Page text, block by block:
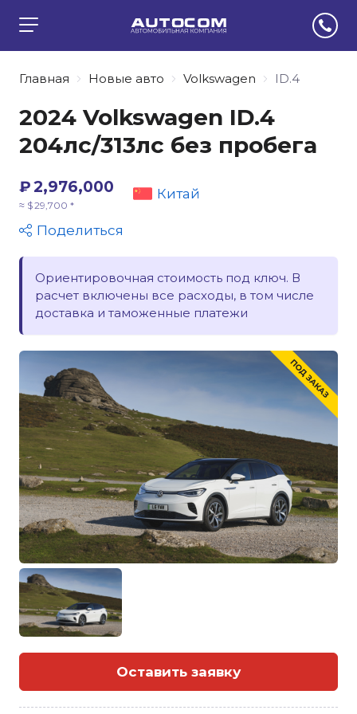
Главная Новые авто Volkswagen ID.4
2024 Volkswagen ID.4
204лс/313лс без пробега
₽ 2,976,000
≈ $ 29,700 *
Китай
Поделиться
Ориентировочная стоимость под ключ. В
расчет включены все расходы, в том числе
доставка и таможенные платежи
Оставить заявку